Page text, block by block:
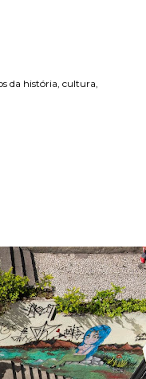
da história, cultura,